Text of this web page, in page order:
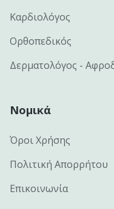
Καρδιολόγος
Ορθοπεδικός
Δερματολόγος -
Νομικά
Όροι Χρήσης
Πολιτική Απορρήτου
Επικοινωνία